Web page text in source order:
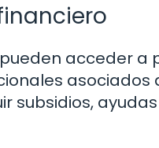
acceder
subsidios,